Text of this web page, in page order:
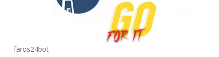
faros24bot